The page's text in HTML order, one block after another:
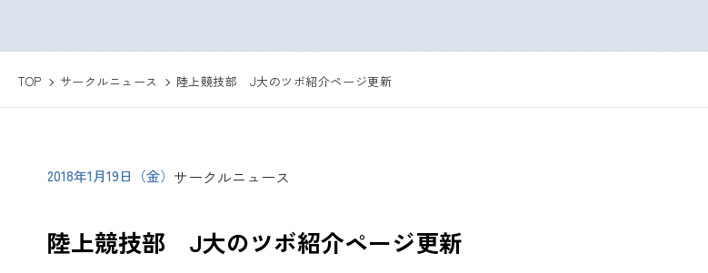
TOP サークルニュース 陸上競技部 J大のツボ紹介ページ更新
2018年1月19日（金） サークルニュース
陸上競技部 J大のツボ紹介ページ更新